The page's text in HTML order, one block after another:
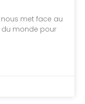
met face au
du monde pour